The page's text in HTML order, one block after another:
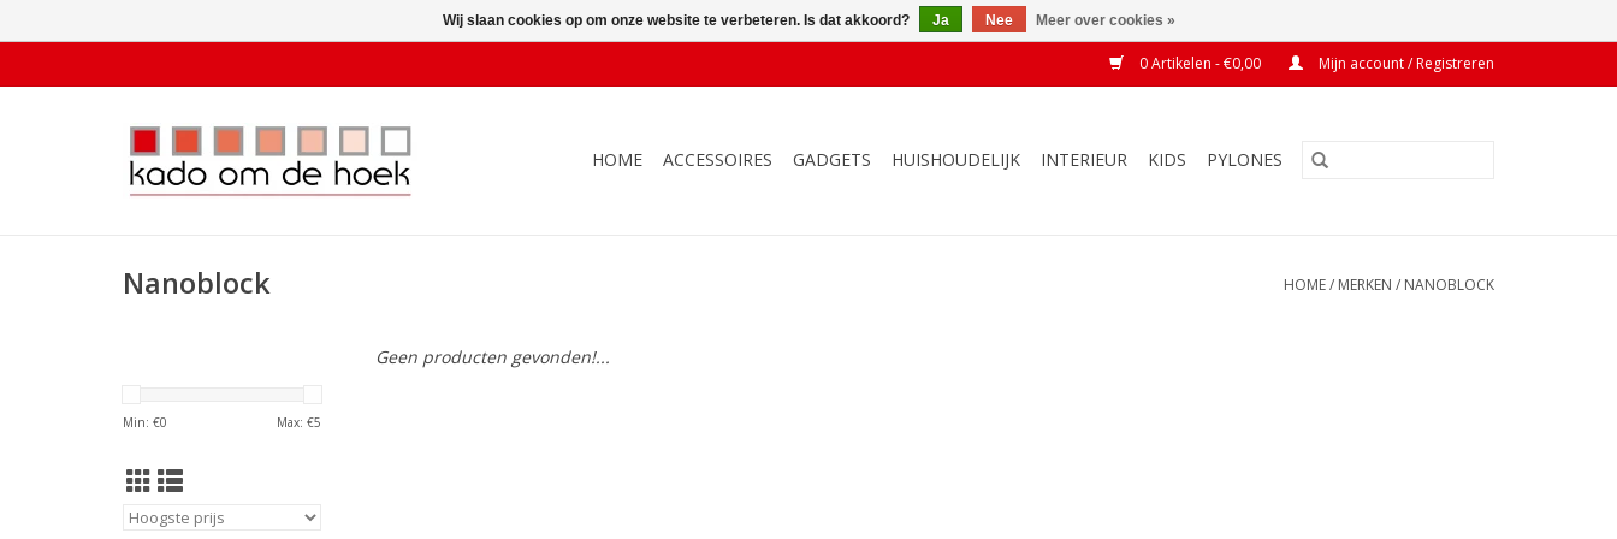
0 Artikelen - €0,00 Mijn account / Registreren
HOME ACCESSOIRES GADGETS HUISHOUDELIJK INTERIEUR KIDS PYLONES
Nanoblock HOME/ MERKEN / NANOBLOCK
Min: €0 Max: €5
Geen producten gevonden!...
Wij slaan cookies op om onze website te verbeteren. Is dat akkoord? Ja Nee Meer over cookies »